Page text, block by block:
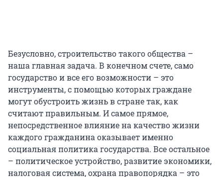
Безусловно, строительство такого общества –
наша главная задача. В конечном счете, само
государство и все его возможности – это
инструменты, с помощью которых граждане
могут обустроить жизнь в стране так, как
считают правильным. И самое прямое,
непосредственное влияние на качество жизни
каждого гражданина оказывает именно
социальная политика государства. Все остальное
– политическое устройство, развитие экономики,
налоговая система, охрана правопорядка – это